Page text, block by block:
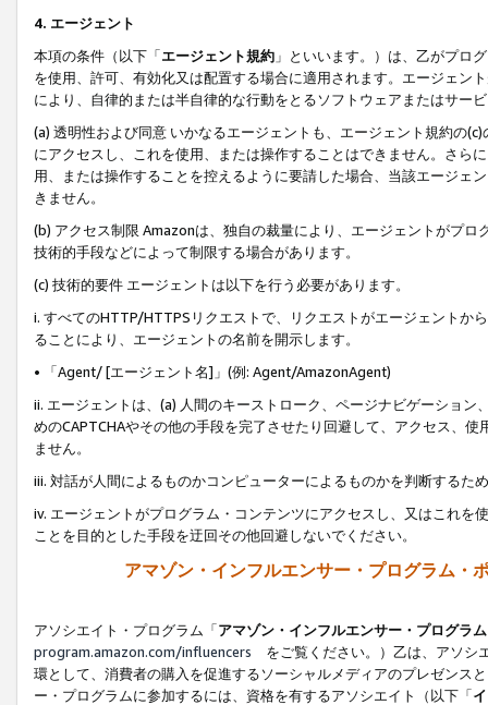
4. エージェント
本項の条件（以下「エージェント規約 」といいます。）は、乙がプロ
を使用、許可、有効化又は配置する場合に適用されます。エージェン
により、自律的または半自律的な行動をとるソフトウェアまたはサー
(a) 透明性および同意 いかなるエージェントも、エージェント規約の
にアクセスし、これを使用、または操作することはできません。さら
用、または操作することを控えるように要請した場合、当該エージェ
きません。
(b) アクセス制限 Amazonは、独自の裁量により、エージェントがプ
技術的手段などによって制限する場合があります。
(c) 技術的要件 エージェントは以下を行う必要があります。
i. すべてのHTTP/HTTPSリクエストで、リクエストがエージェントか
ることにより、エージェントの名前を開示します。
• 「Agent/ [エージェント名]」(例: Agent/AmazonAgent)
ii. エージェントは、(a) 人間のキーストローク、ページナビゲーショ
めのCAPTCHAやその他の手段を完了させたり回避して、アクセス、
ません。
iii. 対話が人間によるものかコンピューターによるものかを判断するた
iv. エージェントがプログラム・コンテンツにアクセスし、又はこれ
ことを目的とした手段を迂回その他回避しないでください。
アマゾン・インフルエンサー・プログラム・
アソシエイト・プログラム「アマゾン・インフルエンサー・プログラム
program.amazon.com/influencers をご覧ください。）乙は、アソシ
環として、消費者の購入を促進するソーシャルメディアのプレゼンス
ー・プログラムに参加するには、資格を有するアソシエイト（以下「